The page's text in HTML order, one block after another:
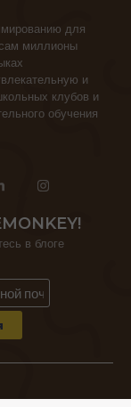
для
миллионы
и
клубов и
обучения
в блоге